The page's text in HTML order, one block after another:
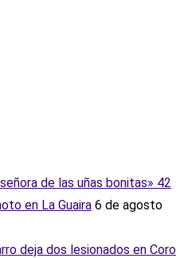
de las uñas bonitas» 42
en La Guaira 6 de agosto
deja dos lesionados en Coro